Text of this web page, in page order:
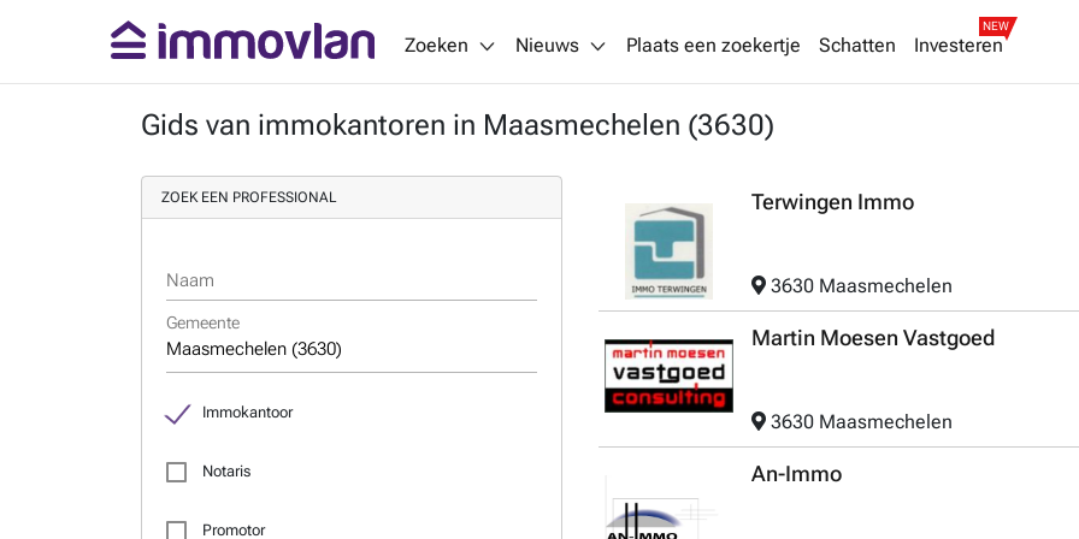
Zoeken Nieuws Plaats een zoekertje Schatten Investeren
NEW
Gids van immokantoren in Maasmechelen (3630)
ZOEK EEN PROFESSIONAL
Naam
Gemeente
Immokantoor
Notaris
Promotor
Terwingen Immo
3630 Maasmechelen
Martin Moesen Vastgoed
3630 Maasmechelen
An-Immo